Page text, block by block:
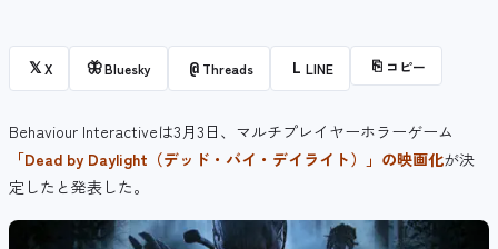
𝕏X 🦋Bluesky @ Threads L LINE ⎘ コピー
Behaviour Interactiveは3月3日、マルチプレイヤーホラーゲーム
「Dead by Daylight（デッド・バイ・デイライト）」の映画化が決
定したと発表した。